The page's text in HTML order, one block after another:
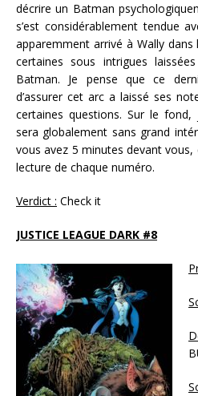
décrire un Batman
s’est considérablement tendue
apparemment arrivé à Wally
certaines sous intrigues
Batman. Je pense que ce
d’assurer cet arc a laissé ses
certaines questions. Sur le
sera globalement sans grand
vous avez 5 minutes devant vous,
lecture de chaque numéro.
Verdict : Check it
JUSTICE LEAGUE DARK #8